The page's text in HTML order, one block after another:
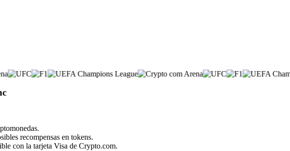
recompensas en tokens.
con la tarjeta Visa de Crypto.com.